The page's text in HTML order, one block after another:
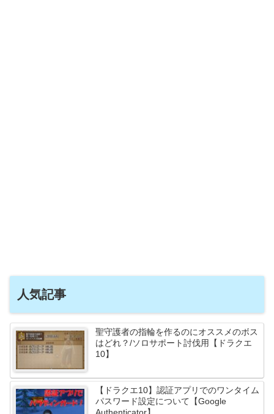
人気記事
聖守護者の指輪を作るのにオススメのボス
はどれ？/ソロサポート討伐用【ドラクエ
10】
【ドラクエ10】認証アプリでのワンタイム
パスワード設定について【Google